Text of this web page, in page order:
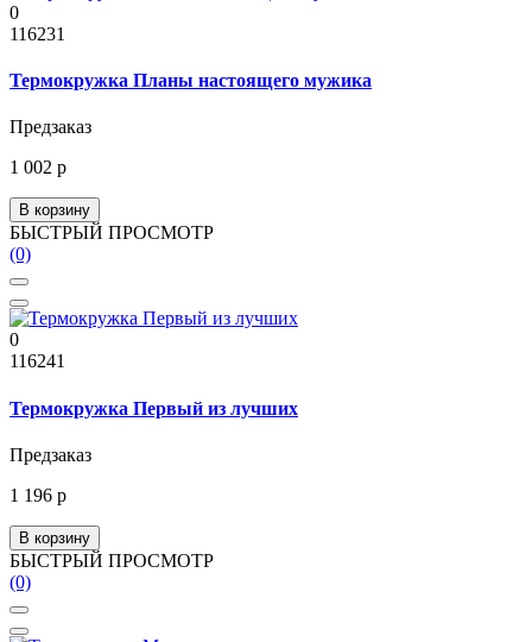
0
116231
Термокружка Планы настоящего мужика
Предзаказ
1 002 р
В корзину
БЫСТРЫЙ ПРОСМОТР
(0)
0
116241
Термокружка Первый из лучших
Предзаказ
1 196 р
В корзину
БЫСТРЫЙ ПРОСМОТР
(0)